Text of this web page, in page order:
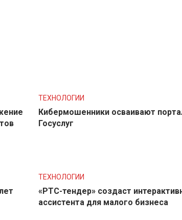
ТЕХНОЛОГИИ
Кибермошенники осваивают
Госуслуг
ТЕХНОЛОГИИ
«РТС-тендер» создаст
ассистента для малого бизнеса